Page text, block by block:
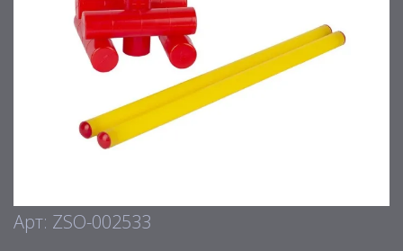
Арт: ZSO-002533